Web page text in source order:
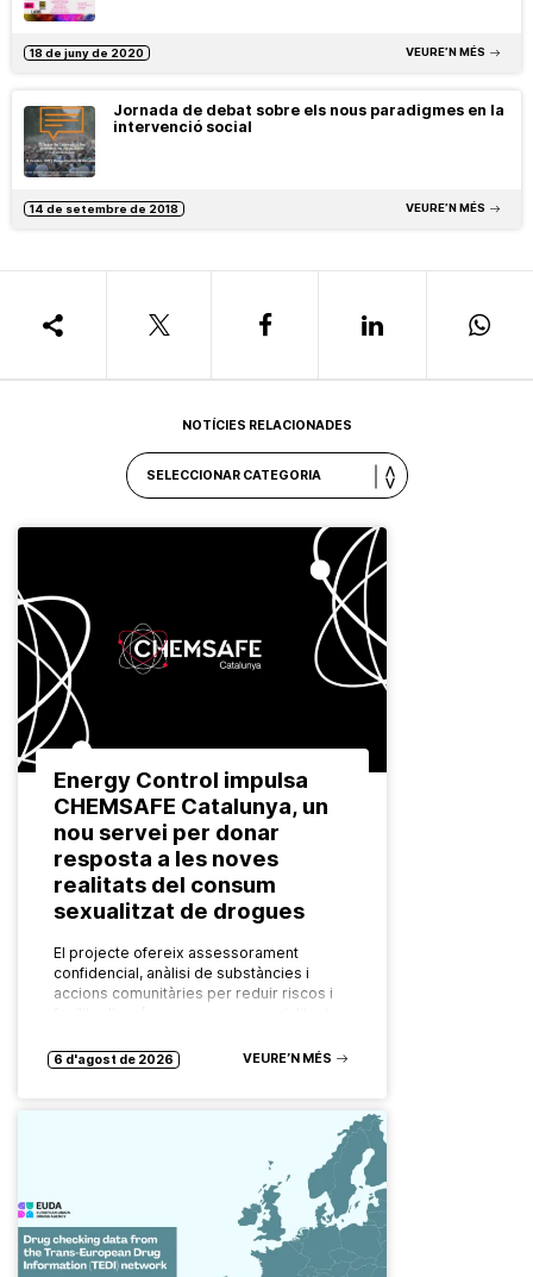
18 de juny de 2020 VEURE’N MÉS
Jornada de debat sobre els nous paradigmes en la
intervenció social
14 de setembre de 2018 VEURE’N MÉS
NOTÍCIES RELACIONADES
Energy Control impulsa
CHEMSAFE Catalunya, un
nou servei per donar
resposta a les noves
realitats del consum
sexualitzat de drogues
El projecte ofereix assessorament
confidencial, anàlisi de substàncies i
accions comunitàries per reduir riscos i
evolucionen constantment. També ho…
6 d'agost de 2026 VEURE’N MÉS